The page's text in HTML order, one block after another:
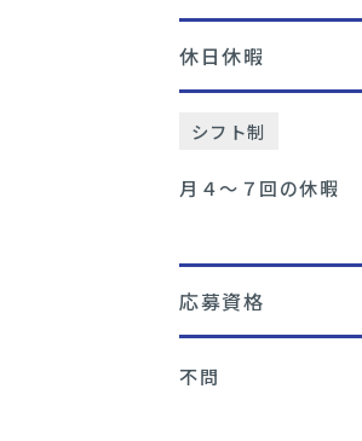
休日休暇
シフト制
月４〜７回の休暇
応募資格
不問